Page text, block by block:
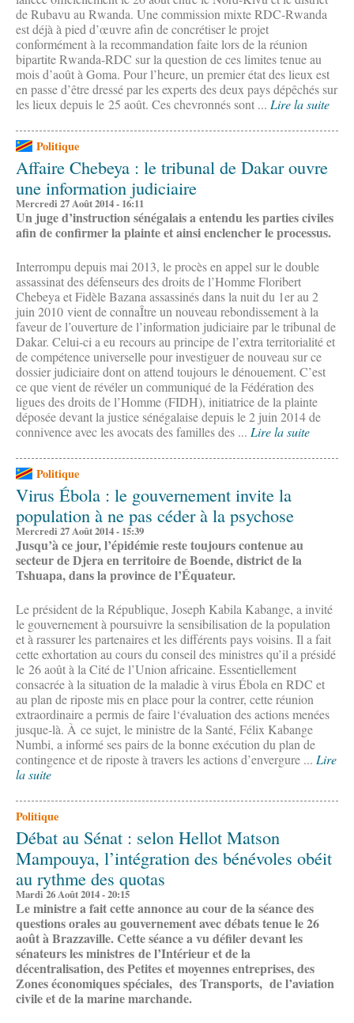
de Rubavu au Rwanda. Une commission mixte RDC-Rwanda
est déjà à pied d’œuvre afin de concrétiser le projet
conformément à la recommandation faite lors de la réunion
bipartite Rwanda-RDC sur la question de ces limites tenue au
mois d’août à Goma. Pour l’heure, un premier état des lieux est
en passe d’être dressé par les experts des deux pays dépêchés sur
les lieux depuis le 25 août. Ces chevronnés sont ... Lire la suite
Politique
Affaire Chebeya : le tribunal de Dakar ouvre
une information judiciaire
Mercredi 27 Août 2014 - 16:11
Un juge d’instruction sénégalais a entendu les parties civiles
afin de confirmer la plainte et ainsi enclencher le processus.
Interrompu depuis mai 2013, le procès en appel sur le double
assassinat des défenseurs des droits de l’Homme Floribert
Chebeya et Fidèle Bazana assassinés dans la nuit du 1er au 2
juin 2010 vient de connaÎtre un nouveau rebondissement à la
faveur de l’ouverture de l’information judiciaire par le tribunal de
Dakar. Celui-ci a eu recours au principe de l’extra territorialité et
de compétence universelle pour investiguer de nouveau sur ce
dossier judiciaire dont on attend toujours le dénouement. C’est
ce que vient de révéler un communiqué de la Fédération des
ligues des droits de l’Homme (FIDH), initiatrice de la plainte
déposée devant la justice sénégalaise depuis le 2 juin 2014 de
connivence avec les avocats des familles des ... Lire la suite
Politique
Virus Ébola : le gouvernement invite la
population à ne pas céder à la psychose
Mercredi 27 Août 2014 - 15:39
Jusqu’à ce jour, l’épidémie reste toujours contenue au
secteur de Djera en territoire de Boende, district de la
Tshuapa, dans la province de l’Équateur.
Le président de la République, Joseph Kabila Kabange, a invité
le gouvernement à poursuivre la sensibilisation de la population
et à rassurer les partenaires et les différents pays voisins. Il a fait
cette exhortation au cours du conseil des ministres qu’il a présidé
le 26 août à la Cité de l’Union africaine. Essentiellement
consacrée à la situation de la maladie à virus Ébola en RDC et
au plan de riposte mis en place pour la contrer, cette réunion
extraordinaire a permis de faire l‘évaluation des actions menées
jusque-là. À ce sujet, le ministre de la Santé, Félix Kabange
Numbi, a informé ses pairs de la bonne exécution du plan de
contingence et de riposte à travers les actions d’envergure ... Lire
la suite
Politique
Débat au Sénat : selon Hellot Matson
Mampouya, l’intégration des bénévoles obéit
au rythme des quotas
Mardi 26 Août 2014 - 20:15
Le ministre a fait cette annonce au cour de la séance des
questions orales au gouvernement avec débats tenue le 26
août à Brazzaville. Cette séance a vu défiler devant les
sénateurs les ministres de l’Intérieur et de la
décentralisation, des Petites et moyennes entreprises, des
Zones économiques spéciales, des Transports, de l’aviation
civile et de la marine marchande.